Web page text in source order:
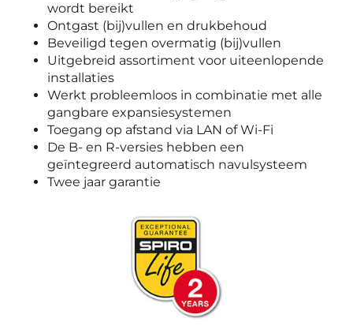
wordt bereikt
Ontgast (bij)vullen en drukbehoud
Beveiligd tegen overmatig (bij)vullen
Uitgebreid assortiment voor uiteenlopende
installaties
Werkt probleemloos in combinatie met alle
gangbare expansiesystemen
Toegang op afstand via LAN of Wi-Fi
De B- en R-versies hebben een
geïntegreerd automatisch navulsysteem
Twee jaar garantie